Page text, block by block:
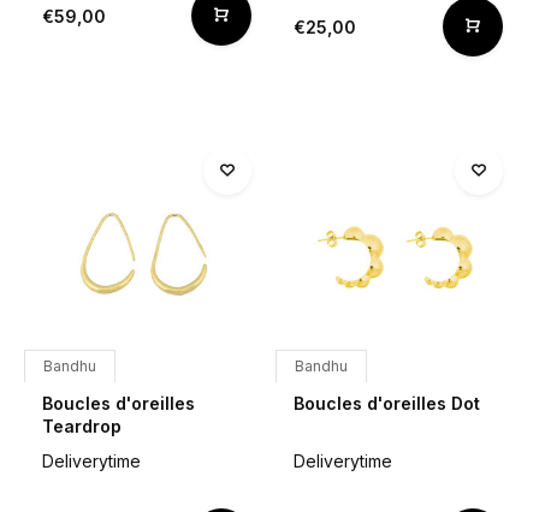
€59,00
€25,00
Bandhu
Boucles d'oreilles
Teardrop
Deliverytime
Bandhu
Boucles d'oreilles Dot
Deliverytime